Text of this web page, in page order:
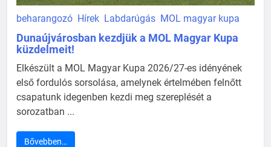
beharangozó Hírek Labdarúgás MOL magyar kupa
Dunaújvárosban kezdjük a MOL Magyar Kupa
küzdelmeit!
Elkészült a MOL Magyar Kupa 2026/27-es idényének
első fordulós sorsolása, amelynek értelmében felnőtt
csapatunk idegenben kezdi meg szereplését a
sorozatban ...
Bővebben…